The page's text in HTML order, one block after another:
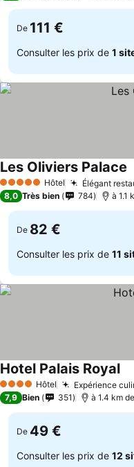
De 111 €
Consulter les prix de 1
5 Étoiles Hôtel Élégant
Les Oliviers Palace
8,0 Très bien 784 à 1.1
De 82 €
Consulter les prix de 11
4 Étoiles Hôtel Expérience
Hotel Palais Royal
7,9 Bien 351 à 1.4 km
De 49 €
Consulter les prix de 12